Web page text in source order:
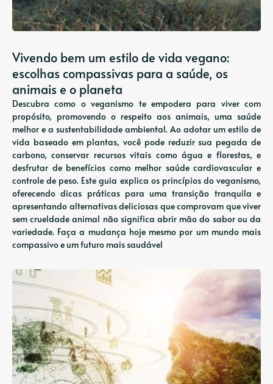
Vivendo bem um estilo de vida vegano:
escolhas compassivas para a saúde, os
animais e o planeta
Descubra como o veganismo te empodera para viver com
propósito, promovendo o respeito aos animais, uma saúde
melhor e a sustentabilidade ambiental. Ao adotar um estilo de
vida baseado em plantas, você pode reduzir sua pegada de
carbono, conservar recursos vitais como água e florestas, e
desfrutar de benefícios como melhor saúde cardiovascular e
controle de peso. Este guia explica os princípios do veganismo,
oferecendo dicas práticas para uma transição tranquila e
apresentando alternativas deliciosas que comprovam que viver
sem crueldade animal não significa abrir mão do sabor ou da
variedade. Faça a mudança hoje mesmo por um mundo mais
compassivo e um futuro mais saudável